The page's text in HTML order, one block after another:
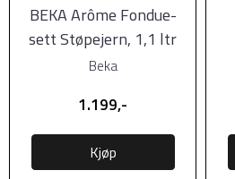
BEKA Arôme Fondue-
sett Støpejern, 1,1 ltr
Beka
1.199,-
Kjøp